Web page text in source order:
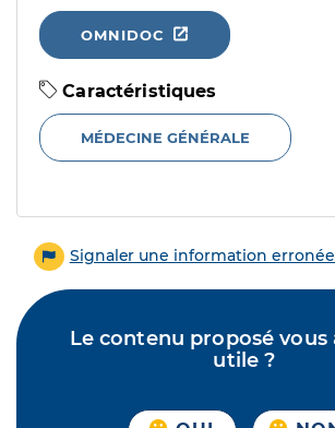
OMNIDOC
Caractéristiques
MÉDECINE GÉNÉRALE
Signaler une information
Le contenu proposé
utile ?